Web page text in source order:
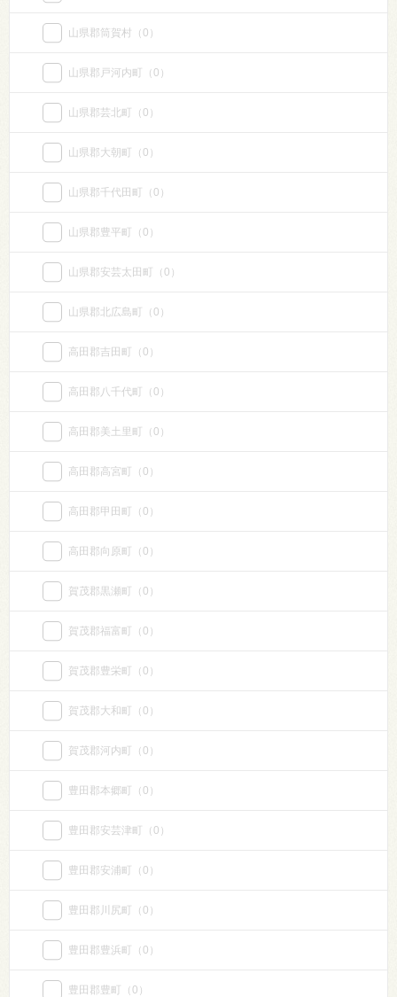
山県郡筒賀村 （0）
山県郡戸河内町 （0）
山県郡芸北町 （0）
山県郡大朝町 （0）
山県郡千代田町 （0）
山県郡豊平町 （0）
山県郡安芸太田町 （0）
山県郡北広島町 （0）
高田郡吉田町 （0）
高田郡八千代町 （0）
高田郡美土里町 （0）
高田郡高宮町 （0）
高田郡甲田町 （0）
高田郡向原町 （0）
賀茂郡黒瀬町 （0）
賀茂郡福富町 （0）
賀茂郡豊栄町 （0）
賀茂郡大和町 （0）
賀茂郡河内町 （0）
豊田郡本郷町 （0）
豊田郡安芸津町 （0）
豊田郡安浦町 （0）
豊田郡川尻町 （0）
豊田郡豊浜町 （0）
豊田郡豊町 （0）